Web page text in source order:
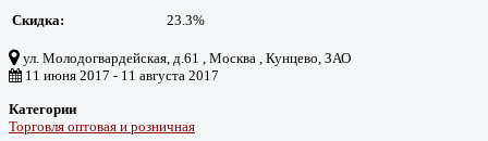
Скидка:
23.3%
ул. Молодогвардейская, д.61 , Москва , Кунцево, ЗАО
11 июня 2017 - 11 августа 2017
Категории
Торговля оптовая и розничная